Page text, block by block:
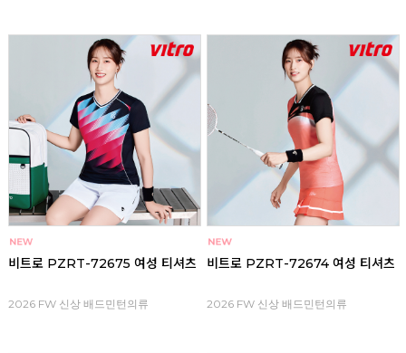
비트로 PZRT-72675 여성 티셔츠
2026 FW 신상 배드민턴의류
비트로 PZRT-72674 여성 티셔츠
2026 FW 신상 배드민턴의류